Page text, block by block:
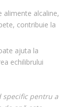
alimente alcaline,
contribuie la
ajuta la
echilibrului
specific pentru a